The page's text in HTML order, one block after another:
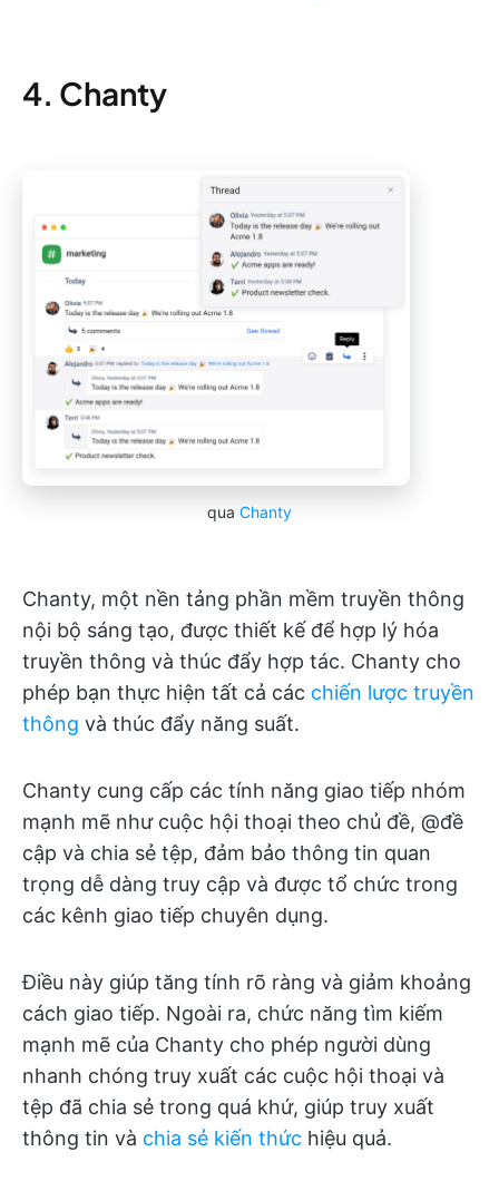
4. Chanty
qua Chanty
Chanty, một nền tảng phần mềm truyền thông
nội bộ sáng tạo, được thiết kế để hợp lý hóa
truyền thông và thúc đẩy hợp tác. Chanty cho
phép bạn thực hiện tất cả các chiến lược truyền
thông và thúc đẩy năng suất.
Chanty cung cấp các tính năng giao tiếp nhóm
mạnh mẽ như cuộc hội thoại theo chủ đề, @đề
cập và chia sẻ tệp, đảm bảo thông tin quan
trọng dễ dàng truy cập và được tổ chức trong
các kênh giao tiếp chuyên dụng.
Điều này giúp tăng tính rõ ràng và giảm khoảng
cách giao tiếp. Ngoài ra, chức năng tìm kiếm
mạnh mẽ của Chanty cho phép người dùng
nhanh chóng truy xuất các cuộc hội thoại và
tệp đã chia sẻ trong quá khứ, giúp truy xuất
thông tin và chia sẻ kiến thức hiệu quả.